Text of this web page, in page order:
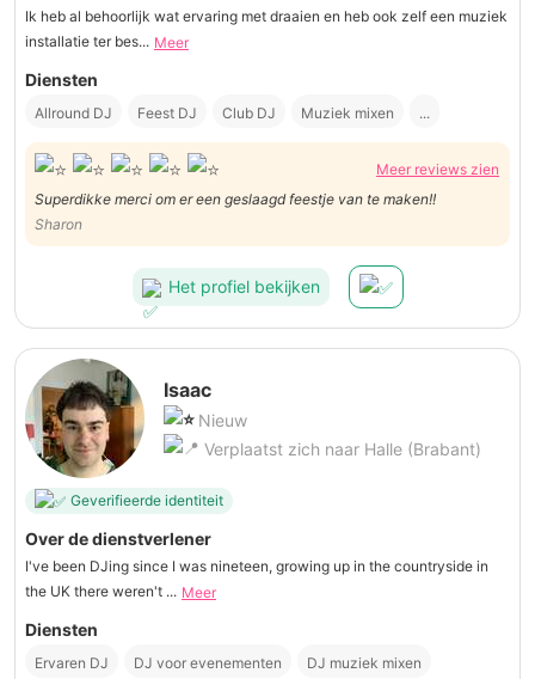
Ik heb al behoorlijk wat ervaring met draaien en heb ook zelf een muziek
installatie ter bes... Meer
Diensten
Allround DJ Feest DJ Club DJ Muziek mixen ...
Meer reviews zien
Superdikke merci om er een geslaagd feestje van te maken!!
Sharon
Het profiel bekijken
Isaac
Nieuw
Verplaatst zich naar Halle (Brabant)
Geverifieerde identiteit
Over de dienstverlener
I've been DJing since I was nineteen, growing up in the countryside in
the UK there weren't ... Meer
Diensten
Ervaren DJ DJ voor evenementen DJ muziek mixen